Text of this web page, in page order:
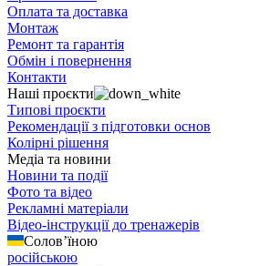
Оплата та доставка
Монтаж
Ремонт та гарантія
Обмін і повернення
Контакти
Наші проєкти
Типові проєкти
Рекомендації з підготовки основ
Колірні рішення
Медіа та новини
Новини та події
Фото та відео
Рекламні матеріали
Відео-інструкції до тренажерів
Солов’їною
російською